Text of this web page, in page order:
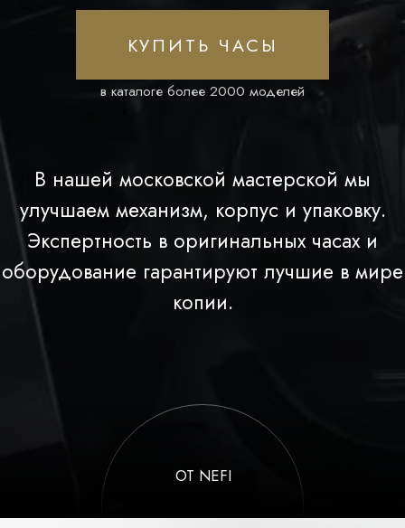
В нашей московской мастерской мы
улучшаем механизм, корпус и упаковку.
Экспертность в оригинальных часах и
оборудование гарантируют лучшие в мире
копии.